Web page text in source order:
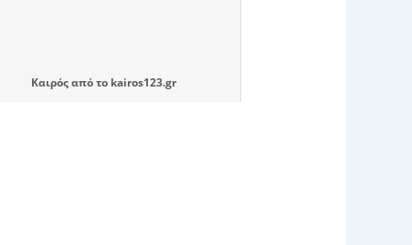
Καιρόςαπό το kairos123.gr